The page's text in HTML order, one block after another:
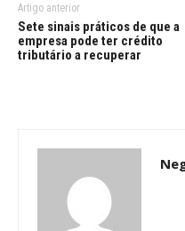
Artigo anterior
Sete sinais práticos de que a
empresa pode ter crédito
tributário a recuperar